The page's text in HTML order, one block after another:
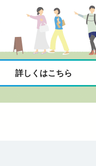
詳しくはこちら